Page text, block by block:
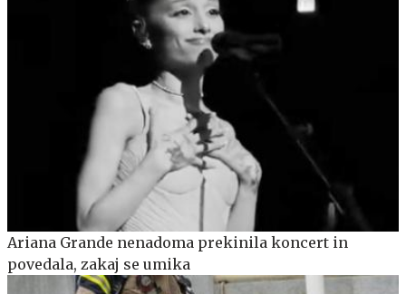
Ariana Grande nenadoma prekinila koncert in
povedala, zakaj se umika